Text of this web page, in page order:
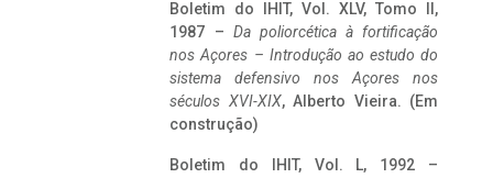
Boletim do IHIT, Vol. XLV, Tomo II,
1987 – Da poliorcética à fortificação
nos Açores – Introdução ao estudo do
sistema defensivo nos Açores nos
séculos XVI-XIX, Alberto Vieira. (Em
construção)
Boletim do IHIT, Vol. L, 1992 –